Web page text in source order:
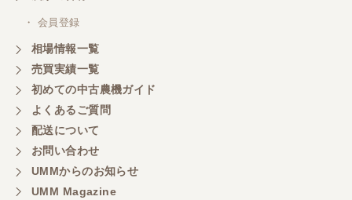
このたびは、ありがとうございました。
山梨県／好ちゃん
大変いい商品で草刈り作業で活躍しています
・ 会員登録
相場情報一覧
売買実績一覧
初めての中古農機ガイド
よくあるご質問
配送について
お問い合わせ
UMMからのお知らせ
UMM Magazine